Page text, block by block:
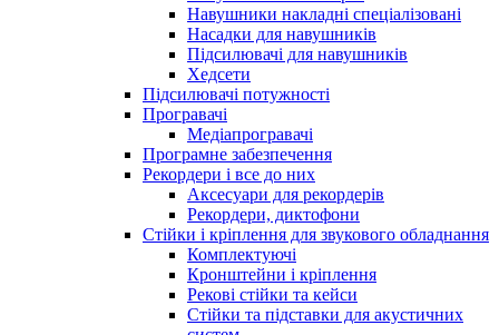
Навушники накладні спеціалізовані
Насадки для навушників
Підсилювачі для навушників
Хедсети
Підсилювачі потужності
Програвачі
Медіапрогравачі
Програмне забезпечення
Рекордери і все до них
Аксесуари для рекордерів
Рекордери, диктофони
Стійки і кріплення для звукового обладнання
Комплектуючі
Кронштейни і кріплення
Рекові стійки та кейси
Стійки та підставки для акустичних